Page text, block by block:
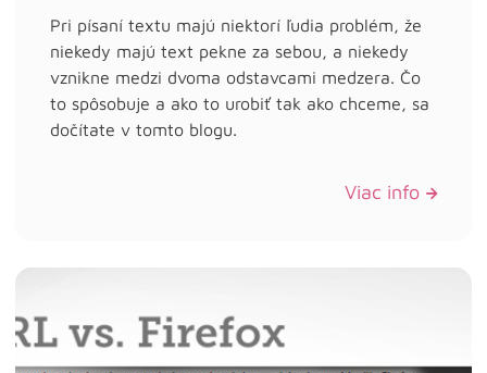
Pri písaní textu majú niektorí ľudia problém, že
niekedy majú text pekne za sebou, a niekedy
vznikne medzi dvoma odstavcami medzera. Čo
to spôsobuje a ako to urobiť tak ako chceme, sa
dočítate v tomto blogu.
Viac info